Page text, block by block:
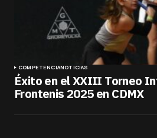
COMPETENCIANOTICIAS
Éxito en el XXIII Torneo
Frontenis 2025 en CDMX